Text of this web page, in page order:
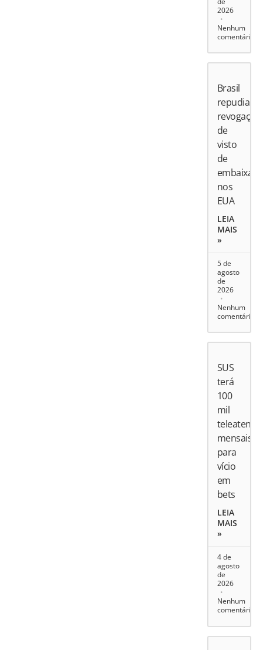
2026
Nenhum
comentário
Brasil
repudia
revogação
de
visto
de
nos
EUA
LEIA
MAIS
»
5 de
agosto
de
2026
Nenhum
comentário
SUS
terá
100
mil
mensais
para
vício
em
bets
LEIA
MAIS
»
4 de
agosto
de
2026
Nenhum
comentário